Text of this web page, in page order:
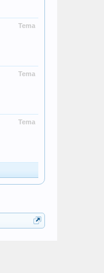
Tema
Tema
Tema